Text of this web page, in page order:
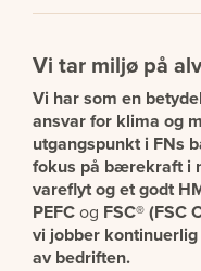
Vi tar miljø på
Vi har som en
ansvar for klima og
utgangspunkt i FNs
fokus på bærekraft i
vareflyt og et godt
PEFCog FSC® (FSC
vi jobber
av bedriften.